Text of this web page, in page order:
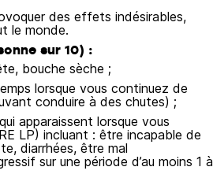
des effets indésirables,
le monde.
sur 10) :
bouche sèche ;
lorsque vous continuez de
conduire à des chutes) ;
apparaissent lorsque vous
LP) incluant : être incapable de
diarrhées, être mal
sur une période d’au moins 1 à